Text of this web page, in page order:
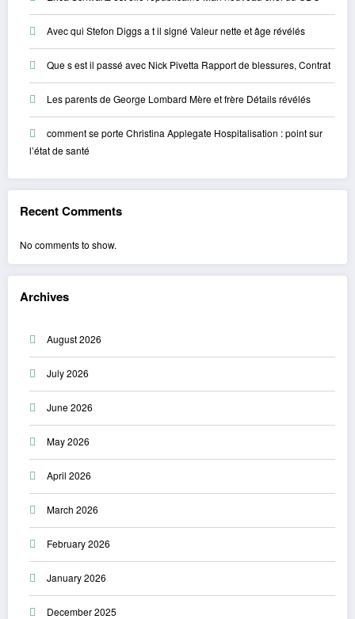
Avec qui Stefon Diggs a t il signé Valeur nette et âge révélés
Que s est il passé avec Nick Pivetta Rapport de blessures, Contrat
Les parents de George Lombard Mère et frère Détails révélés
comment se porte Christina Applegate Hospitalisation : point sur
l’état de santé
Recent Comments
No comments to show.
Archives
August 2026
July 2026
June 2026
May 2026
April 2026
March 2026
February 2026
January 2026
December 2025